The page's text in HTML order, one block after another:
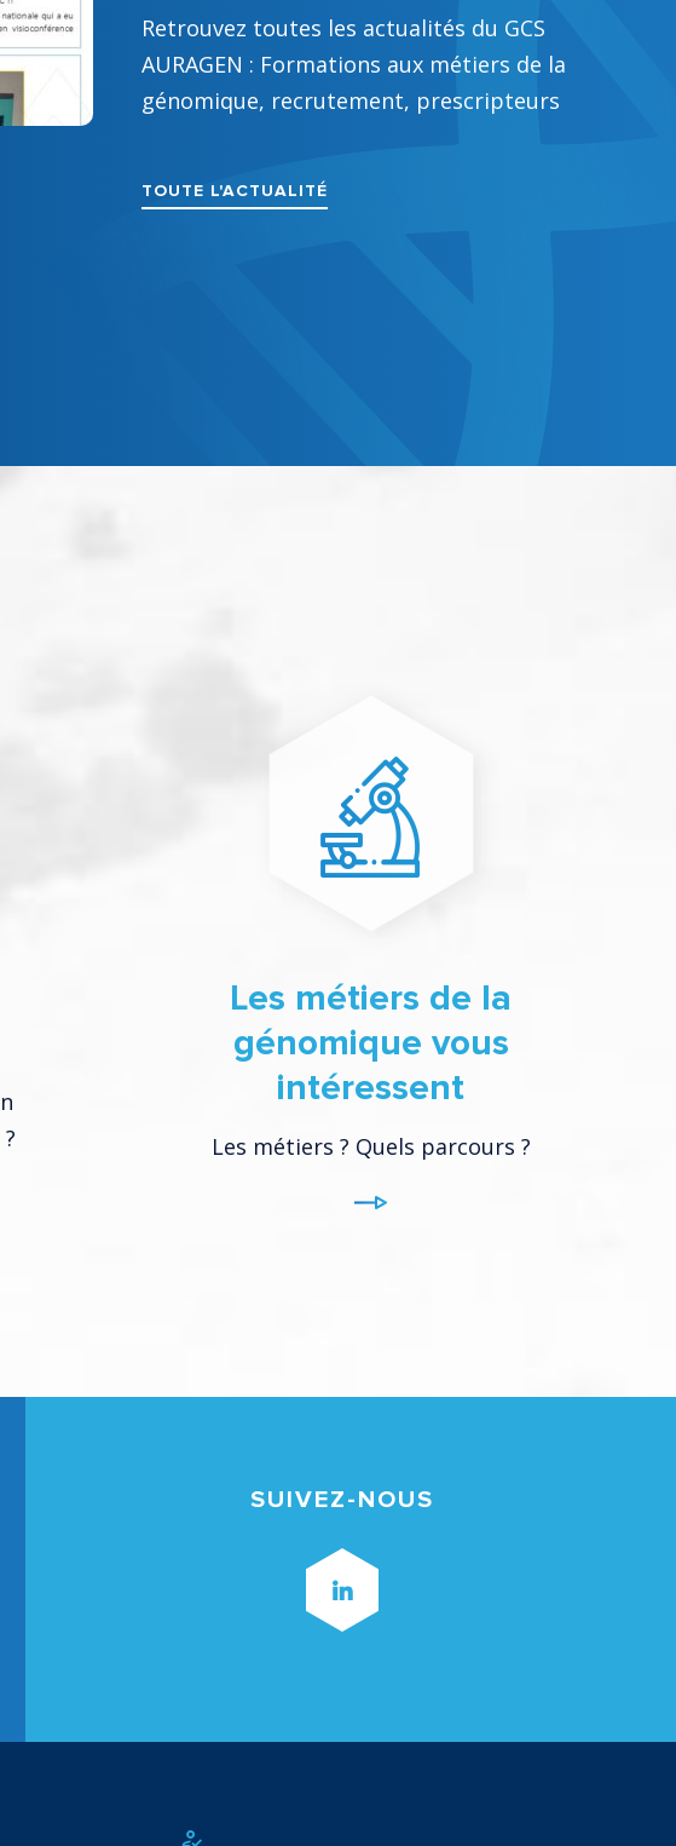
Retrouvez toutes les actualités du GCS
AURAGEN : Formations aux métiers de la
génomique, recrutement, prescripteurs
TOUTE L'ACTUALITÉ
Les métiers de la
génomique vous
intéressent
Les métiers ? Quels parcours ?
SUIVEZ-NOUS